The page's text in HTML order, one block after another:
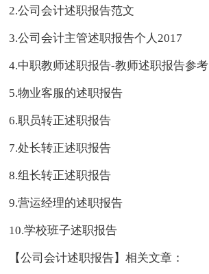
2.公司会计述职报告范文
3.公司会计主管述职报告个人2017
4.中职教师述职报告-教师述职报告参考
5.物业客服的述职报告
6.职员转正述职报告
7.处长转正述职报告
8.组长转正述职报告
9.营运经理的述职报告
10.学校班子述职报告
【公司会计述职报告】相关文章：